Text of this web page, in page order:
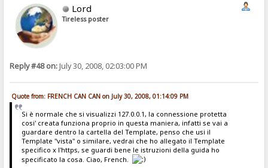
Lord
Tireless poster
Reply #48 on:July 30, 2008, 02:03:00 PM
Quote from: FRENCH CAN CAN on July 30, 2008, 01:14:09 PM
Si è normale che si visualizzi 127.0.0.1, la connessione protetta
cosi' creata funziona proprio in questa maniera, infatti se vai a
guardare dentro la cartella del Template, penso che usi il
Template "vista" o similare, vedrai che ho allegato il Template
specifico x l'https, se guardi bene le istruzioni della guida ho
specificato la cosa. Ciao, French.